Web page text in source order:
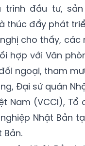
trình đầu tư,
thúc đẩy phát
cho thấy,
hợp với Văn
ngoại, tham
Đại sứ quán
Nam (VCCI), Tổ
Nhật Bản
Bản.